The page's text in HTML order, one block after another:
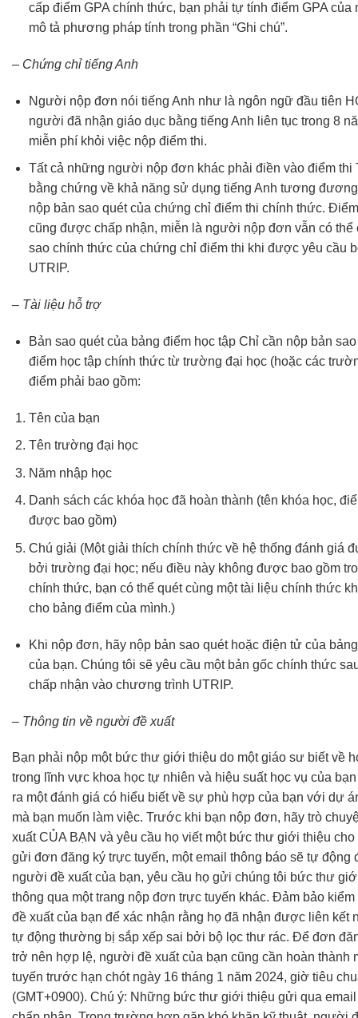
cấp điểm GPA chính thức, bạn phải tự tính điểm GPA của
mô tả phương pháp tính trong phần “Ghi chú”.
– Chứng chỉ tiếng Anh
Người nộp đơn nói tiếng Anh như là ngôn ngữ đầu tiên
người đã nhận giáo dục bằng tiếng Anh liên tục trong 8
miễn phí khỏi việc nộp điểm thi.
Tất cả những người nộp đơn khác phải điền vào điểm thi
bằng chứng về khả năng sử dụng tiếng Anh tương
nộp bản sao quét của chứng chỉ điểm thi chính thức.
cũng được chấp nhận, miễn là người nộp đơn vẫn có thể
sao chính thức của chứng chỉ điểm thi khi được yêu cầu
UTRIP.
– Tài liệu hỗ trợ
Bản sao quét của bảng điểm học tập Chỉ cần nộp bản
điểm học tập chính thức từ trường đại học (hoặc các
điểm phải bao gồm:
Tên của bạn
Tên trường đại học
Năm nhập học
Danh sách các khóa học đã hoàn thành (tên khóa học,
được bao gồm)
Chú giải (Một giải thích chính thức về hệ thống đánh giá
bởi trường đại học; nếu điều này không được bao gồm
chính thức, bạn có thể quét cùng một tài liệu chính thức
cho bảng điểm của mình.)
Khi nộp đơn, hãy nộp bản sao quét hoặc điện tử của
của bạn. Chúng tôi sẽ yêu cầu một bản gốc chính thức
chấp nhận vào chương trình UTRIP.
– Thông tin về người đề xuất
Bạn phải nộp một bức thư giới thiệu do một giáo sư biết về
trong lĩnh vực khoa học tự nhiên và hiệu suất học vụ của
ra một đánh giá có hiểu biết về sự phù hợp của bạn với dự
mà bạn muốn làm việc. Trước khi bạn nộp đơn, hãy trò
xuất CỦA BẠN và yêu cầu họ viết một bức thư giới thiệu cho
gửi đơn đăng ký trực tuyến, một email thông báo sẽ tự
người đề xuất của bạn, yêu cầu họ gửi chúng tôi bức thư
thông qua một trang nộp đơn trực tuyến khác. Đảm bảo
đề xuất của bạn để xác nhận rằng họ đã nhận được liên kết
tự động thường bị sắp xếp sai bởi bộ lọc thư rác. Để đơn
trở nên hợp lệ, người đề xuất của bạn cũng cần hoàn thành
tuyến trước hạn chót ngày 16 tháng 1 năm 2024, giờ tiêu
(GMT+0900). Chú ý: Những bức thư giới thiệu gửi qua